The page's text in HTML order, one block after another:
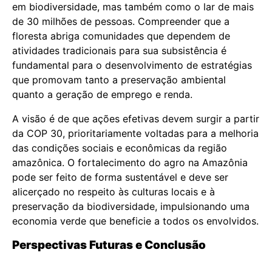
em biodiversidade, mas também como o lar de mais
de 30 milhões de pessoas. Compreender que a
floresta abriga comunidades que dependem de
atividades tradicionais para sua subsistência é
fundamental para o desenvolvimento de estratégias
que promovam tanto a preservação ambiental
quanto a geração de emprego e renda.
A visão é de que ações efetivas devem surgir a partir
da COP 30, prioritariamente voltadas para a melhoria
das condições sociais e econômicas da região
amazônica. O fortalecimento do agro na Amazônia
pode ser feito de forma sustentável e deve ser
alicerçado no respeito às culturas locais e à
preservação da biodiversidade, impulsionando uma
economia verde que beneficie a todos os envolvidos.
Perspectivas Futuras e Conclusão